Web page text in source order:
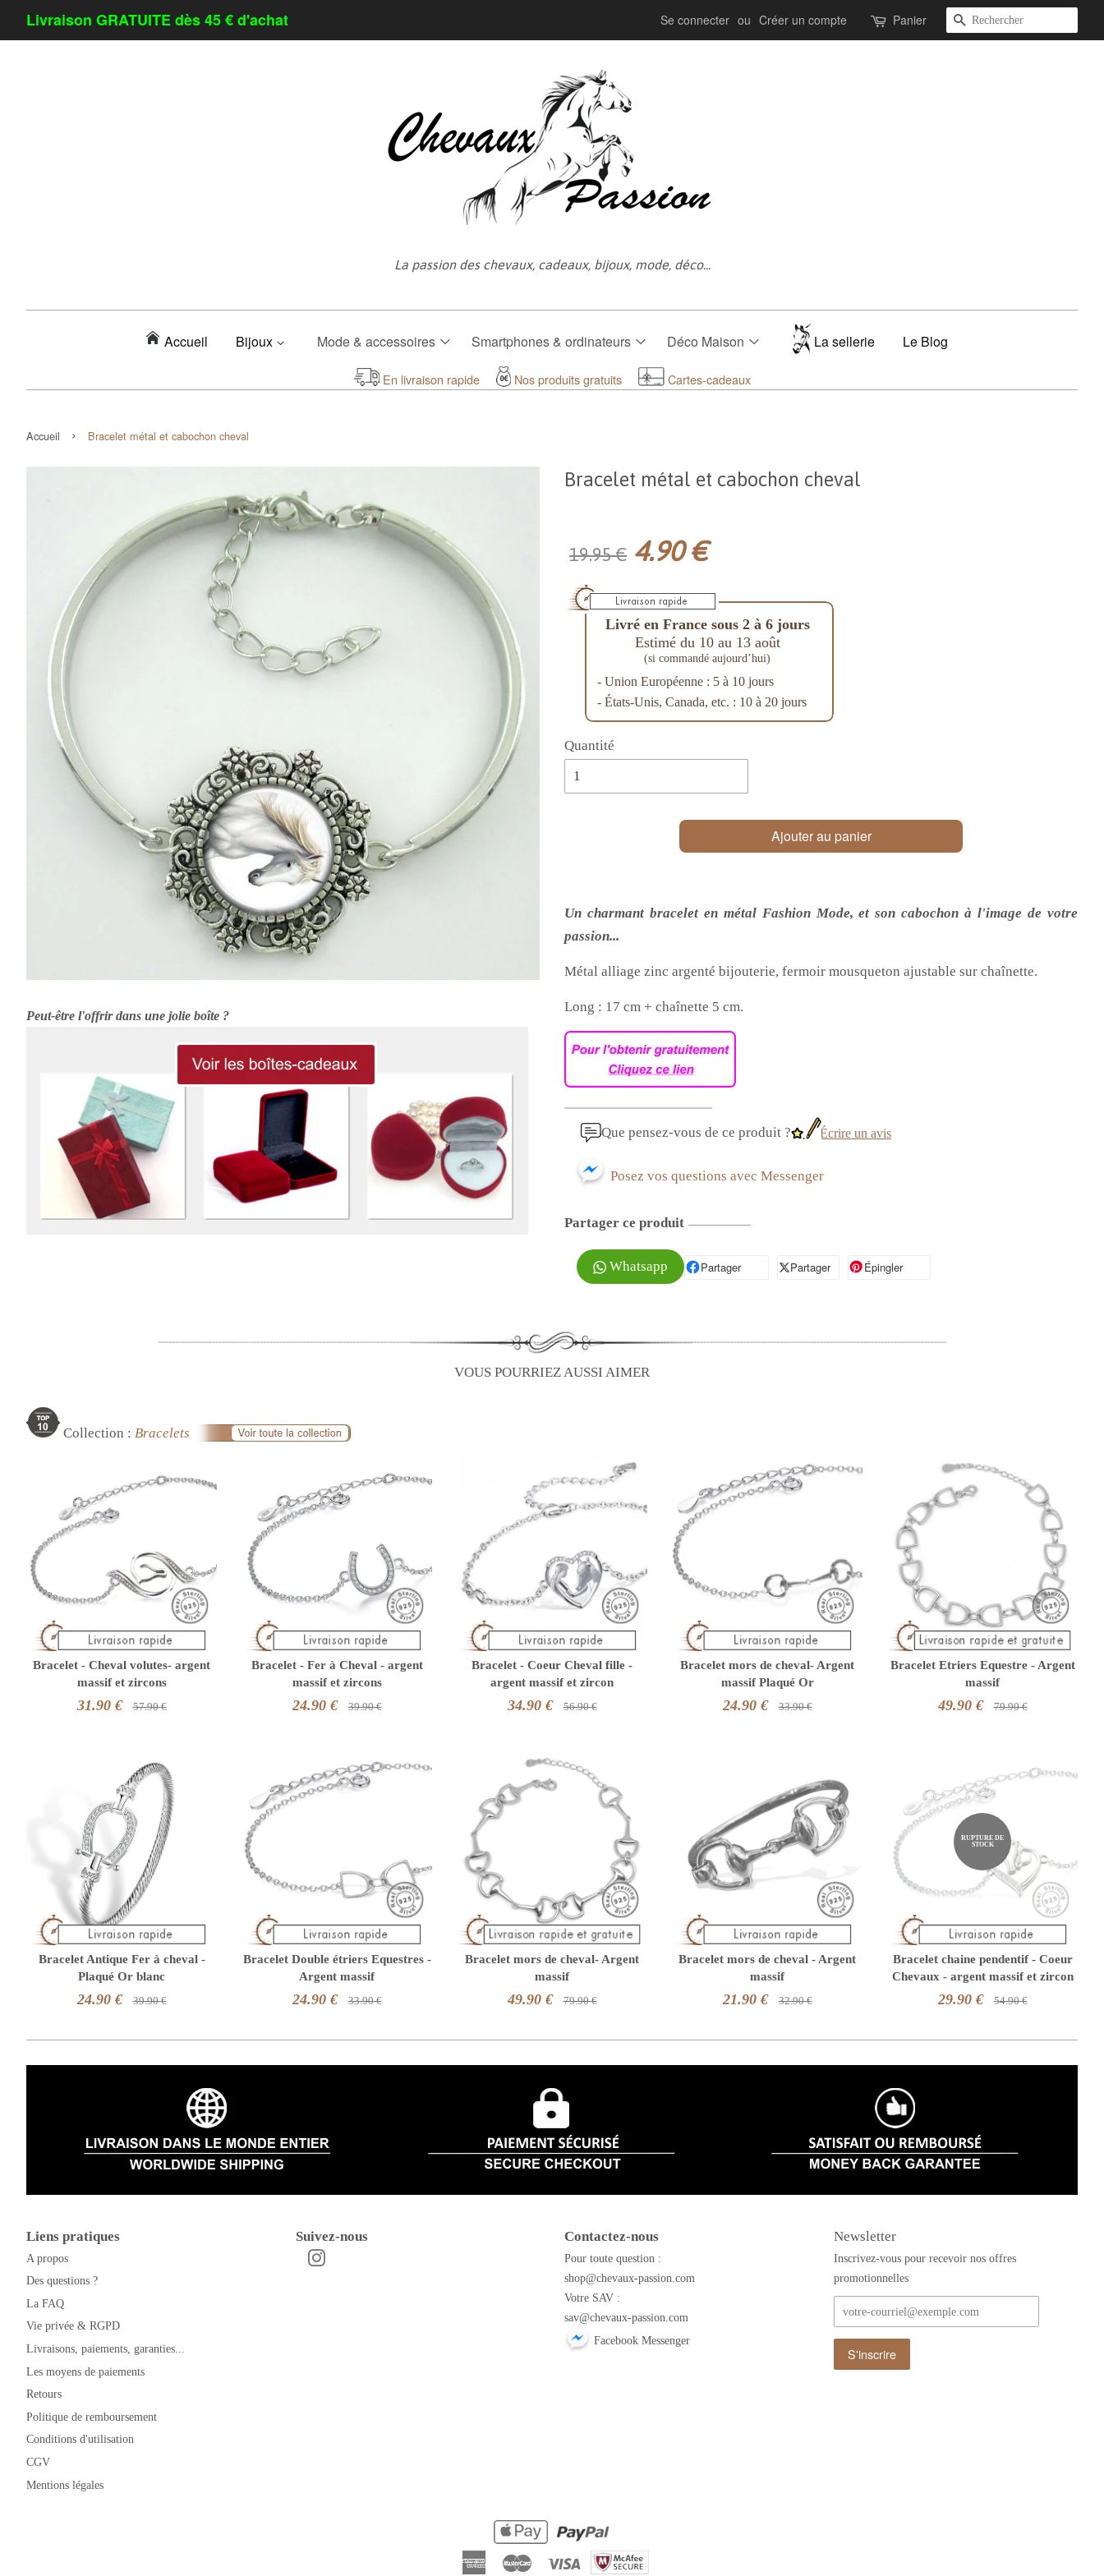
Livraison GRATUITE dès 45 € d'achat Se connecter ou Créer un compte Panier Recherche
La passion des chevaux, cadeaux, bijoux, mode, déco...
Accueil Bijoux Mode & accessoires Smartphones & ordinateurs Déco Maison La sellerie Le Blog
En livraison rapide Nos produits gratuits Cartes-cadeaux
Accueil › Bracelet métal et cabochon cheval
Peut-être l'offrir dans une jolie boîte ?
Bracelet métal et cabochon cheval
19.95 € 4.90 €
Livré en France sous 2 à 6 jours
Estimé du 10 au 13 août
(si commandé aujourd’hui)
- Union Européenne : 5 à 10 jours
- États-Unis, Canada, etc. : 10 à 20 jours
Quantité
Ajouter au panier
Un charmant bracelet en métal Fashion Mode, et son cabochon à l'image de votre
passion...
Métal alliage zinc argenté bijouterie, fermoir mousqueton ajustable sur chaînette.
Long : 17 cm + chaînette 5 cm.
Que pensez-vous de ce produit ? Écrire un avis
Posez vos questions avec Messenger
Partager ce produit
Whatsapp PartagerPartager sur Facebook
Partager
Partager sur XÉpinglerÉpingler sur Pinterest
VOUS POURRIEZ AUSSI AIMER
Collection : Bracelets
Bracelet - Cheval volutes- argent
massif et zircons
31.90 € 57.90 €
Bracelet - Fer à Cheval - argent
massif et zircons
24.90 € 39.90 €
Bracelet - Coeur Cheval fille -
argent massif et zircon
34.90 € 56.90 €
Bracelet mors de cheval- Argent
massif Plaqué Or
24.90 € 33.90 €
Bracelet Etriers Equestre - Argent
massif
49.90 € 79.90 €
Bracelet Antique Fer à cheval -
Plaqué Or blanc
24.90 € 39.90 €
Bracelet Double étriers Equestres -
Argent massif
24.90 € 33.90 €
Bracelet mors de cheval- Argent
massif
49.90 € 79.90 €
Bracelet mors de cheval - Argent
massif
21.90 € 32.90 €
RUPTURE DE
STOCK
Bracelet chaine pendentif - Coeur
Chevaux - argent massif et zircon
29.90 € 54.90 €
Liens pratiques
A propos
Des questions ?
La FAQ
Vie privée & RGPD
Livraisons, paiements, garanties...
Les moyens de paiements
Retours
Politique de remboursement
Conditions d'utilisation
CGV
Mentions légales
Suivez-nous
FacebookInstagram
Contactez-nous
Pour toute question :
shop@chevaux-passion.com
Votre SAV :
sav@chevaux-passion.com
Facebook Messenger
Newsletter
Inscrivez-vous pour recevoir nos offres
promotionnelles
American Master Visa